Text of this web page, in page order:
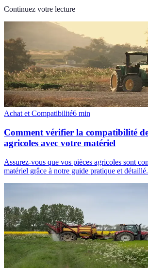
Continuez votre lecture
Achat et Compatibilité6 min
Comment vérifier la compatibilité
agricoles avec votre matériel
Assurez-vous que vos pièces agricoles sont
matériel grâce à notre guide pratique et détaillé.